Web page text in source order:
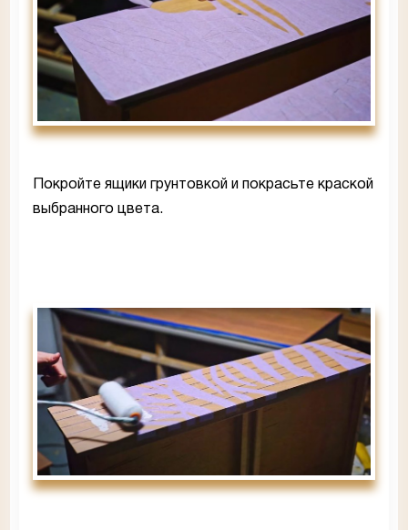
Покройте ящики грунтовкой и покрасьте краской
выбранного цвета.